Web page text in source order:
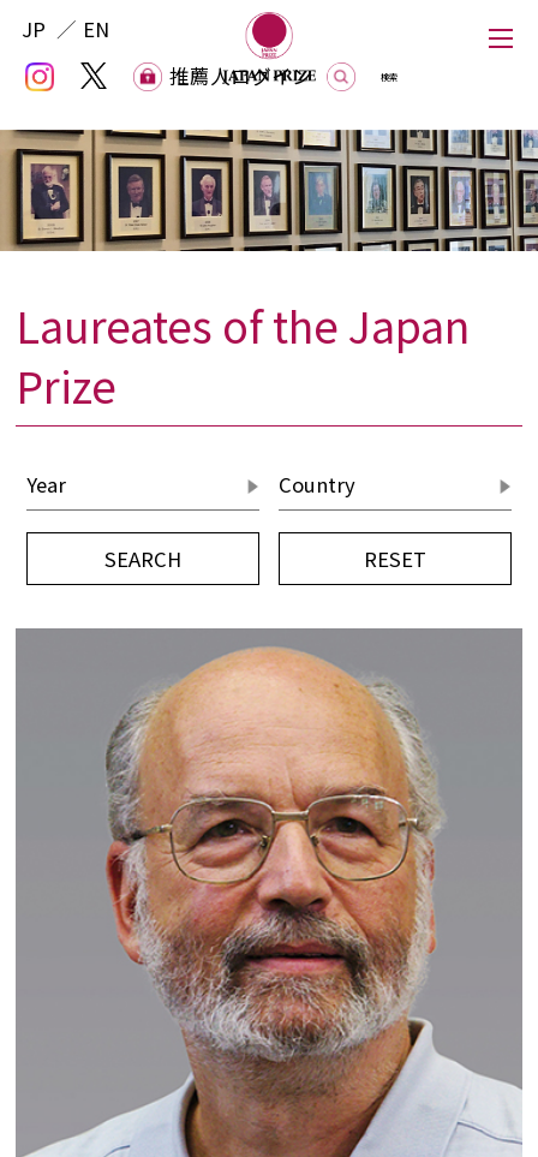
JP
EN
推薦人ログイン
推薦人ログイン
Japan Prize
Laureates
ビデオ
イベント
Press
Laureates of the Japan
Prize